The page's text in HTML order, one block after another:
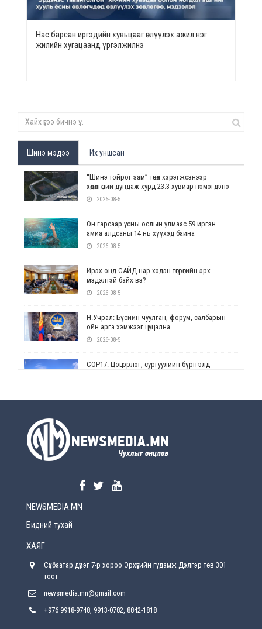
Нас барсан иргэдийн хувьцааг өвлүүлэх ажил нэг
жилийн хугацаанд үргэлжилнэ
Шинэ мэдээ Их уншсан
“Шинэ тойрог зам” төсөл хэрэгжсэнээр
хөдөлгөөний дундаж хурд 23.3 хувиар нэмэгдэнэ
2026-08-5
Он гарсаар усны ослын улмаас 59 иргэн
амиа алдсаны 14 нь хүүхэд байна
2026-08-5
Ирэх онд САЙД нар хэдэн төгрөгийн эрх
мэдэлтэй байх вэ?
2026-08-5
Н.Учрал: Бүсийн чуулган, форум, салбарын
ойн арга хэмжээг цуцална
2026-08-5
СОР17: Цэцэрлэг, сургуулийн бүртгэлд
2026-08-5
2026-08-5
хүрсэн өгөөжөөрөө ажлаа үнэлж, хэрэгжилтээ
Улсын онцгой комисс өвөлжилтийн бэлтгэл,
NEWSMEDIA.MN
Бидний тухай
ХАЯГ
Сүхбаатар дүүрэг 7-р хороо Эрхүүгийн гудамж Дэлгэр төв 301
тоот
newsmedia.mn@gmail.com
+976 9918-9748, 9913-0782, 8842-1818